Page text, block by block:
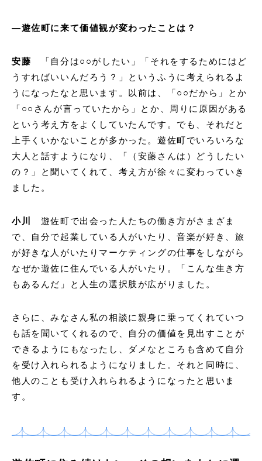
―遊佐町に来て価値観が変わったことは？
安藤
「自分は○○がしたい」「それをするためにはど
うすればいいんだろう？」というふうに考えられるよ
うになったなと思います。以前は、「○○だから」とか
「○○さんが言っていたから」とか、周りに原因がある
という考え方をよくしていたんです。でも、それだと
上手くいかないことが多かった。遊佐町でいろいろな
大人と話すようになり、「（安藤さんは）どうしたい
の？」と聞いてくれて、考え方が徐々に変わっていき
ました。
小川
遊佐町で出会った人たちの働き方がさまざま
で、自分で起業している人がいたり、音楽が好き、旅
が好きな人がいたりマーケティングの仕事をしながら
なぜか遊佐に住んでいる人がいたり。「こんな生き方
もあるんだ」と人生の選択肢が広がりました。
さらに、みなさん私の相談に親身に乗ってくれていつ
も話を聞いてくれるので、自分の価値を見出すことが
できるようにもなったし、ダメなところも含めて自分
を受け入れられるようになりました。それと同時に、
他人のことも受け入れられるようになったと思いま
す。